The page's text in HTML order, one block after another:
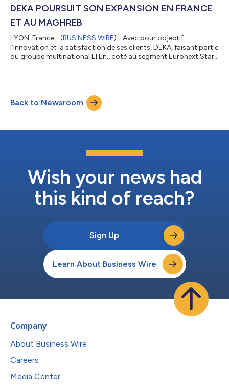
DEKA POURSUIT SON EXPANSION EN FRANCE
ET AU MAGHREB
LYON, France--(BUSINESS WIRE)--Avec pour objectif
l’innovation et la satisfaction de ses clients, DEKA, faisant partie
du groupe multinational El.En., coté au segment Euronext Star
d’art. Depuis 1981, le Groupe El.En. est un exemple mondial des
capacités d’ingénierie opto-électronique, photonique et laser.
Back to Newsroom
Wish your news had
this kind of reach?
Sign Up
Learn About Business Wire
Company
About Business Wire
Careers
Media Center